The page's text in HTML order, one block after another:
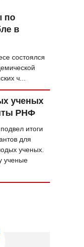
по
в
состоялся
ч...
ученых
РНФ
итоги
для
ученых.
ученые